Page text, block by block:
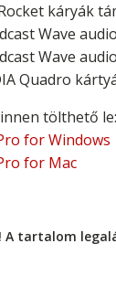
káryák
Wave
Wave
Quadro
tölthető le:
for Windows
for Mac
A tartalom